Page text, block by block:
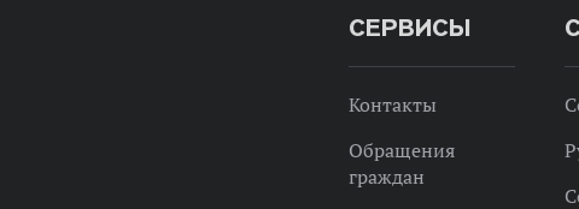
СЕРВИСЫ
Контакты
Обращения
граждан